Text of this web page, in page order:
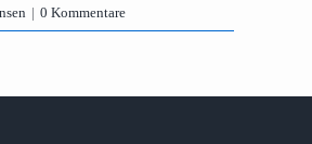
| 0 Kommentare